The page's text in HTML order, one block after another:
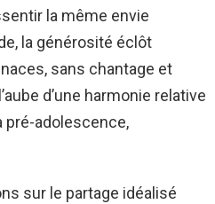
la même envie
la générosité éclôt
sans chantage et
d’une harmonie relative
pré-adolescence,
sur le partage idéalisé